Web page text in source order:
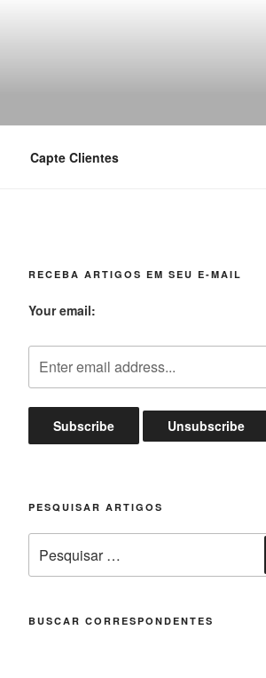
Capte Clientes
RECEBA ARTIGOS EM SEU E-MAIL
Your email:
PESQUISAR ARTIGOS
por:
BUSCAR CORRESPONDENTES